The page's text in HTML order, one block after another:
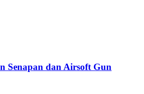
Senapan dan Airsoft Gun